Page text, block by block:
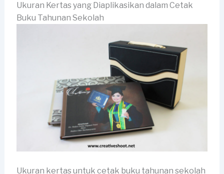
Ukuran Kertas yang Diaplikasikan dalam Cetak
Buku Tahunan Sekolah
Ukuran kertas untuk cetak buku tahunan sekolah